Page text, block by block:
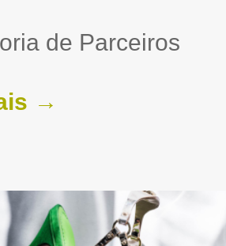
de Parceiros
→